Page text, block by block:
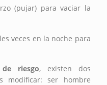
(pujar) para vaciar la
veces en la noche para
riesgo, existen dos
modificar: ser hombre